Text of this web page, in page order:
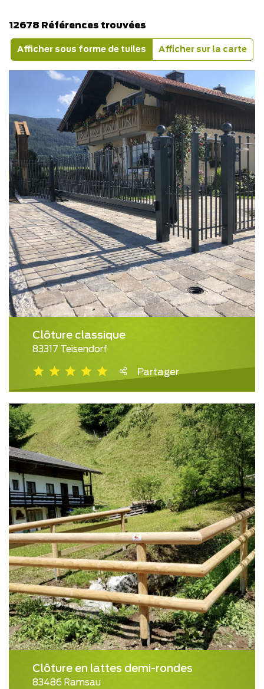
12678 Références trouvées
Afficher sous forme de tuiles Afficher sur la carte
Clôture classique
83317 Teisendorf
Partager
Clôture en lattes demi-rondes
83486 Ramsau